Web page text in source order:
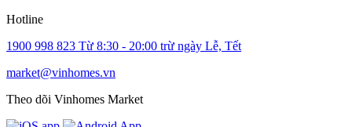
Hotline
1900 998 823 Từ 8:30 - 20:00 trừ ngày Lễ, Tết
market@vinhomes.vn
Theo dõi Vinhomes Market